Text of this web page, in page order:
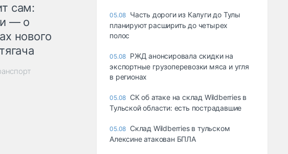
сам:
— о
нового
05.08 Часть дороги из Калуги до Тулы
планируют расширить до четырех
полос
05.08 РЖД анонсировала скидки на
экспортные грузоперевозки мяса и угля
в регионах
05.08 СК об атаке на склад Wildberries в
Тульской области: есть пострадавшие
05.08 Склад Wildberries в тульском
Алексине атакован БПЛА